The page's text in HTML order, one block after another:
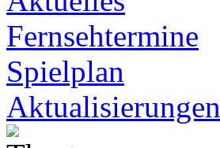
Fernsehtermine
Spielplan
Aktualisierungen